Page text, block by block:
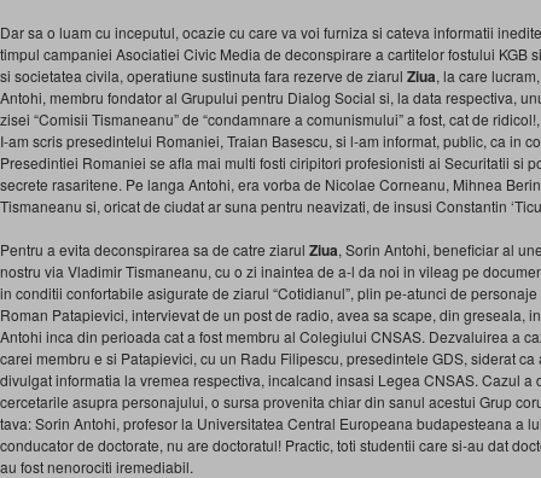
Dar sa o luam cu inceputul, ocazie cu care va voi furniza si cateva informatii
timpul campaniei Asociatiei Civic Media de deconspirare a cartitelor fostului KGB
si societatea civila, operatiune sustinuta fara rezerve de ziarul Ziua, la care
Antohi, membru fondator al Grupului pentru Dialog Social si, la data respectiva,
zisei “Comisii Tismaneanu” de “condamnare a comunismului” a fost, cat de
I-am scris presedintelui Romaniei, Traian Basescu, si l-am informat, public, ca in
Presedintiei Romaniei se afla mai multi fosti ciripitori profesionisti ai Securitatii si
secrete rasaritene. Pe langa Antohi, era vorba de Nicolae Corneanu, Mihnea
Tismaneanu si, oricat de ciudat ar suna pentru neavizati, de insusi Constantin
Pentru a evita deconspirarea sa de catre ziarul Ziua, Sorin Antohi, beneficiar al
nostru via Vladimir Tismaneanu, cu o zi inaintea de a-l da noi in vileag pe
in conditii confortabile asigurate de ziarul “Cotidianul”, plin pe-atunci de
Roman Patapievici, intervievat de un post de radio, avea sa scape, din greseala,
Antohi inca din perioada cat a fost membru al Colegiului CNSAS. Dezvaluirea a
carei membru e si Patapievici, cu un Radu Filipescu, presedintele GDS, siderat
divulgat informatia la vremea respectiva, incalcand insasi Legea CNSAS. Cazul a
cercetarile asupra personajului, o sursa provenita chiar din sanul acestui Grup
tava: Sorin Antohi, profesor la Universitatea Central Europeana budapesteana a
conducator de doctorate, nu are doctoratul! Practic, toti studentii care si-au dat
au fost nenorociti iremediabil.